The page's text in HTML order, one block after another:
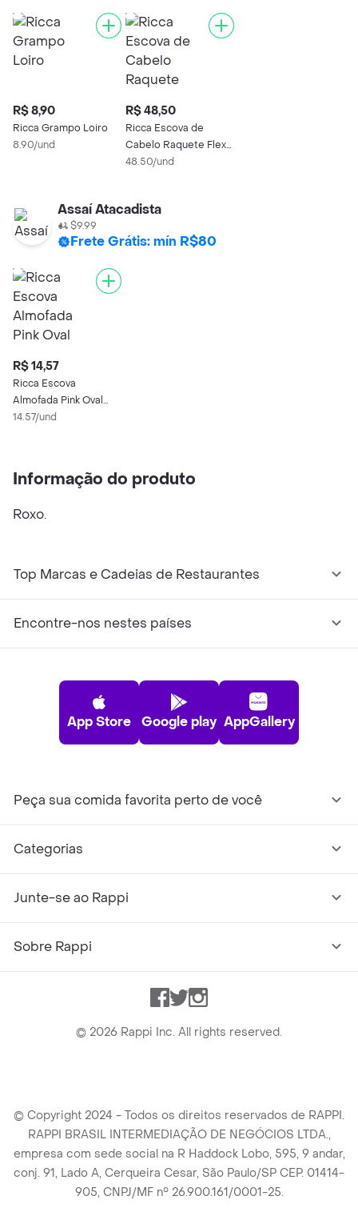
R$ 8,90
Ricca Grampo Loiro
8.90/und
R$ 48,50
Ricca Escova de
Cabelo Raquete Flex
Desembaraçadora
48.50/und
Assaí Atacadista
$9.99
Frete Grátis: mín R$80
R$ 14,57
Ricca Escova
Almofada Pink Oval
2427
14.57/und
Informação do produto
Roxo.
Top Marcas e Cadeias de Restaurantes
Encontre-nos nestes países
App Store Google play AppGallery
Peça sua comida favorita perto de você
Categorias
Junte-se ao Rappi
Sobre Rappi
Facebook
TwitterInstagram
© 2026 Rappi Inc. All rights reserved.
© Copyright 2024 - Todos os direitos reservados de RAPPI.
RAPPI BRASIL INTERMEDIAÇÃO DE NEGÓCIOS LTDA.,
empresa com sede social na R Haddock Lobo, 595, 9 andar,
conj. 91, Lado A, Cerqueira Cesar, São Paulo/SP CEP. 01414-
905, CNPJ/MF n° 26.900.161/0001-25.